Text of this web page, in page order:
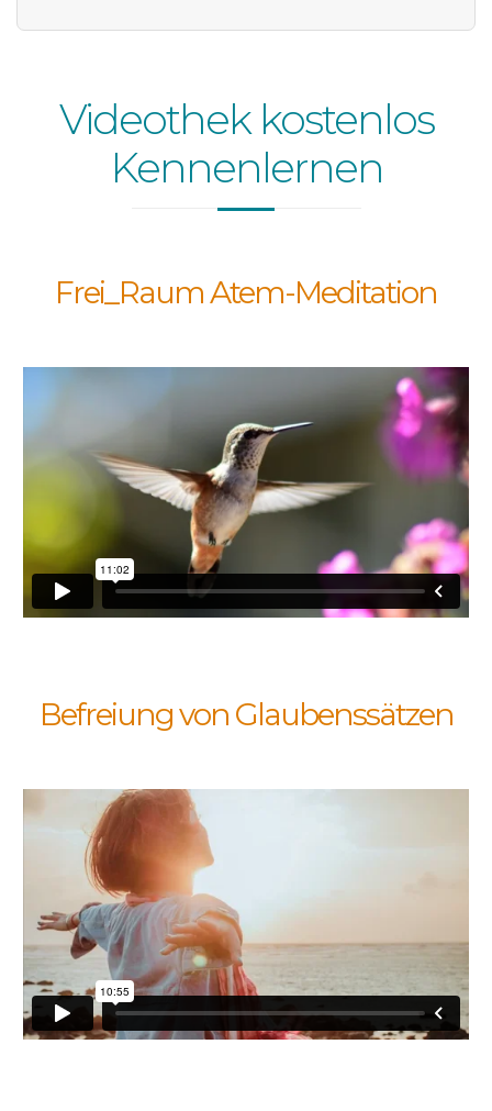
Videothek kostenlos
Kennenlernen
Frei_Raum Atem-Meditation
Befreiung von Glaubenssätzen